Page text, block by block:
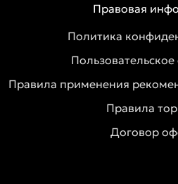
Правовая
Политика
Правила применения
Правила
Договор